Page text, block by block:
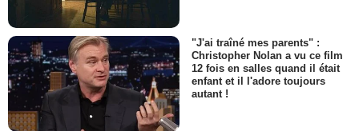
"J'ai traîné mes parents" :
Christopher Nolan a vu ce film
12 fois en salles quand il était
enfant et il l'adore toujours
autant !